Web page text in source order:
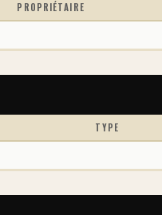
PROPRIÉTAIRE
TYPE